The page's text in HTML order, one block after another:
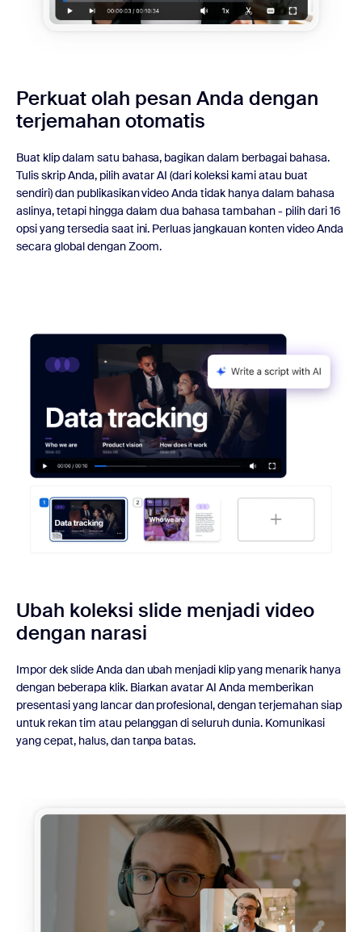
Perkuat olah pesan Anda dengan
terjemahan otomatis
Buat klip dalam satu bahasa, bagikan dalam berbagai bahasa.
Tulis skrip Anda, pilih avatar AI (dari koleksi kami atau buat
sendiri) dan publikasikan video Anda tidak hanya dalam bahasa
aslinya, tetapi hingga dalam dua bahasa tambahan - pilih dari 16
opsi yang tersedia saat ini. Perluas jangkauan konten video Anda
secara global dengan Zoom.
Ubah koleksi slide menjadi video
dengan narasi
Impor dek slide Anda dan ubah menjadi klip yang menarik hanya
dengan beberapa klik. Biarkan avatar AI Anda memberikan
presentasi yang lancar dan profesional, dengan terjemahan siap
untuk rekan tim atau pelanggan di seluruh dunia. Komunikasi
yang cepat, halus, dan tanpa batas.